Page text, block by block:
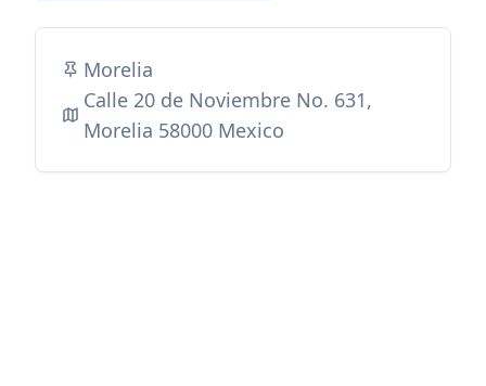
Morelia
Calle 20 de Noviembre No. 631,
Morelia 58000 Mexico